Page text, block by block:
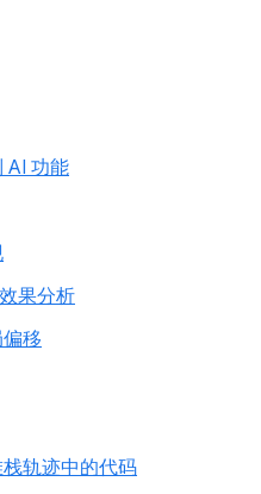
AI 功能
果分析
移
轨迹中的代码